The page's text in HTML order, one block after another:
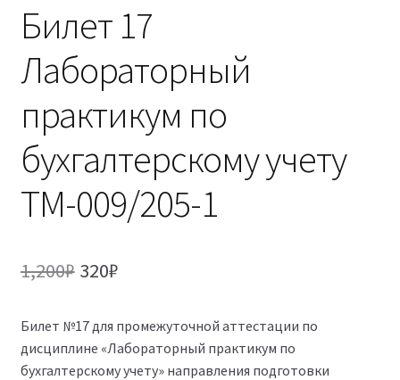
Билет 17
Лабораторный
практикум по
бухгалтерскому учету
ТМ-009/205-1
1,200₽ Первоначальная
составляла
1,200₽.
320₽Текущая
320₽.
Билет №17 для промежуточной аттестации по
дисциплине «Лабораторный практикум по
бухгалтерскому учету» направления подготовки